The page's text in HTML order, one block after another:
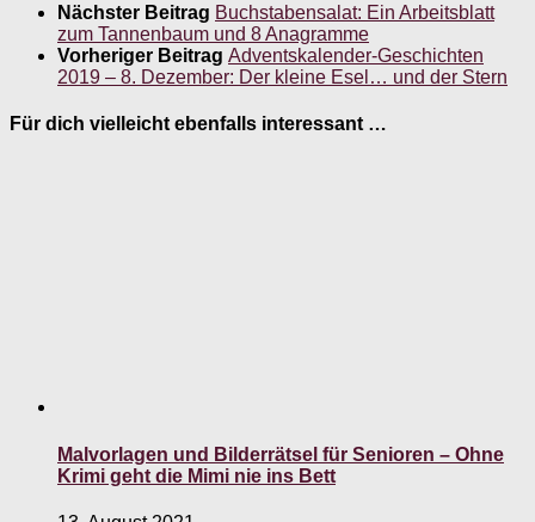
Nächster Beitrag Buchstabensalat: Ein Arbeitsblatt
zum Tannenbaum und 8 Anagramme
Vorheriger Beitrag Adventskalender-Geschichten
2019 – 8. Dezember: Der kleine Esel… und der Stern
Für dich vielleicht ebenfalls interessant …
Malvorlagen und Bilderrätsel für Senioren – Ohne
Krimi geht die Mimi nie ins Bett